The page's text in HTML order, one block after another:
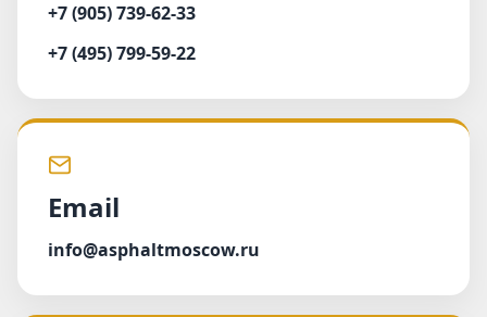
+7 (905) 739-62-33
+7 (495) 799-59-22
Email
info@asphaltmoscow.ru